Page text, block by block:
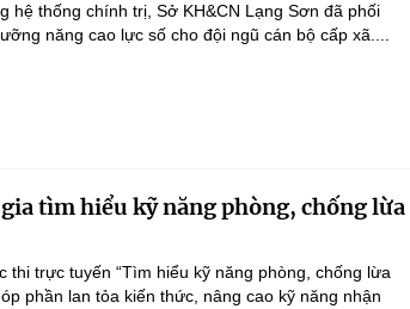
hệ thống chính trị, Sở KH&CN Lạng Sơn đã phối
năng cao lực số cho đội ngũ cán bộ cấp xã....
tìm hiểu kỹ năng phòng, chống lừa
trực tuyến “Tìm hiểu kỹ năng phòng, chống lừa
phần lan tỏa kiến thức, nâng cao kỹ năng nhận